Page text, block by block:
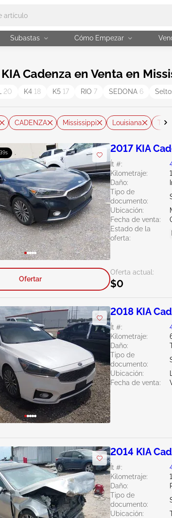
Subastas Cómo Empezar
Cadenza en Venta en
20 K4 18 K5 17 RIO 7 SEDONA 6
CADENZA Mississippi Louisiana
2017 KIA
Ít #:
Kilometraje:
Daño:
Tipo de
documento:
Ubicación:
Fecha de venta:
Estado de la
oferta:
Oferta actual:
$0
Ofertar
2018 KIA
Ít #:
Kilometraje:
Daño:
Tipo de
documento:
Ubicación:
Fecha de venta:
2014 KIA
Ít #:
Kilometraje:
Daño:
Tipo de
documento:
Ubicación: